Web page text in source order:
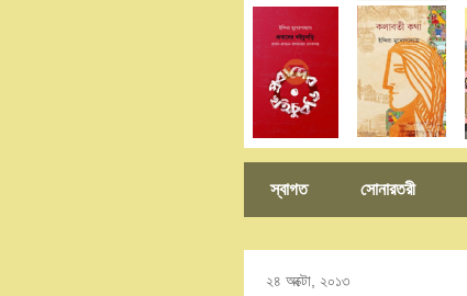
স্বাগত সোনারতরী
২৪ অক্টো, ২০১৩